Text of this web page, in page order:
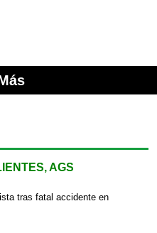
AGS
tras fatal accidente en